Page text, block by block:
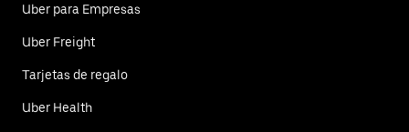
Uber para Empresas
Uber Freight
Tarjetas de regalo
Uber Health